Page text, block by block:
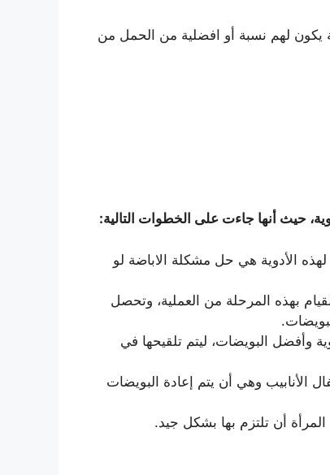
يكون لهم نسبة أو افضلية من الحمل من
حيث أنها جاءت على الخطوات التالية:
الأدوية هي حل مشكلة الاباضة لو
بهذه المرحلة من العملية، وتحصل
وأفضل البويضات، ليتم تلقيحها في
الأنابيب وهي أن يتم إعادة البويضات
أن تلتزم بها بشكل جيد.